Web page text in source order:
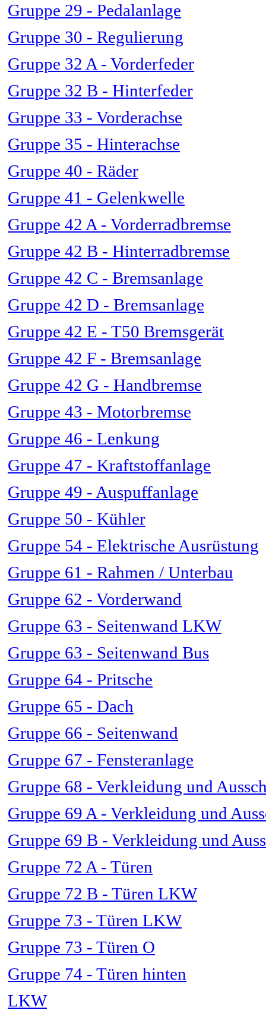
Gruppe 29 - Pedalanlage
Gruppe 30 - Regulierung
Gruppe 32 A - Vorderfeder
Gruppe 32 B - Hinterfeder
Gruppe 33 - Vorderachse
Gruppe 35 - Hinterachse
Gruppe 40 - Räder
Gruppe 41 - Gelenkwelle
Gruppe 42 A - Vorderradbremse
Gruppe 42 B - Hinterradbremse
Gruppe 42 C - Bremsanlage
Gruppe 42 D - Bremsanlage
Gruppe 42 E - T50 Bremsgerät
Gruppe 42 F - Bremsanlage
Gruppe 42 G - Handbremse
Gruppe 43 - Motorbremse
Gruppe 46 - Lenkung
Gruppe 47 - Kraftstoffanlage
Gruppe 49 - Auspuffanlage
Gruppe 50 - Kühler
Gruppe 54 - Elektrische Ausrüstung
Gruppe 61 - Rahmen / Unterbau
Gruppe 62 - Vorderwand
Gruppe 63 - Seitenwand LKW
Gruppe 63 - Seitenwand Bus
Gruppe 64 - Pritsche
Gruppe 65 - Dach
Gruppe 66 - Seitenwand
Gruppe 67 - Fensteranlage
Gruppe 68 - Verkleidung und
Gruppe 69 A - Verkleidung und
Gruppe 69 B - Verkleidung und
Gruppe 72 A - Türen
Gruppe 72 B - Türen LKW
Gruppe 73 - Türen LKW
Gruppe 73 - Türen O
Gruppe 74 - Türen hinten
LKW